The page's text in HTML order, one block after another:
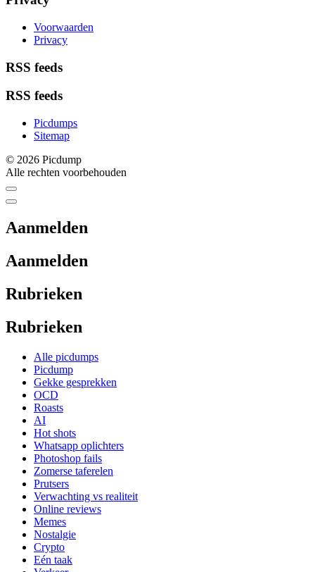
Voorwaarden
Privacy
RSS feeds
RSS feeds
Picdumps
Sitemap
© 2026 Picdump
Alle rechten voorbehouden
Aanmelden
Aanmelden
Rubrieken
Rubrieken
Alle picdumps
Picdump
Gekke gesprekken
OCD
Roasts
AI
Hot shots
Whatsapp oplichters
Photoshop fails
Zomerse taferelen
Prutsers
Verwachting vs realiteit
Online reviews
Memes
Nostalgie
Crypto
Eén taak